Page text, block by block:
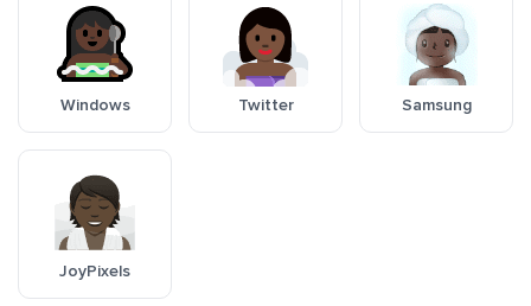
Windows Twitter Samsung
JoyPixels